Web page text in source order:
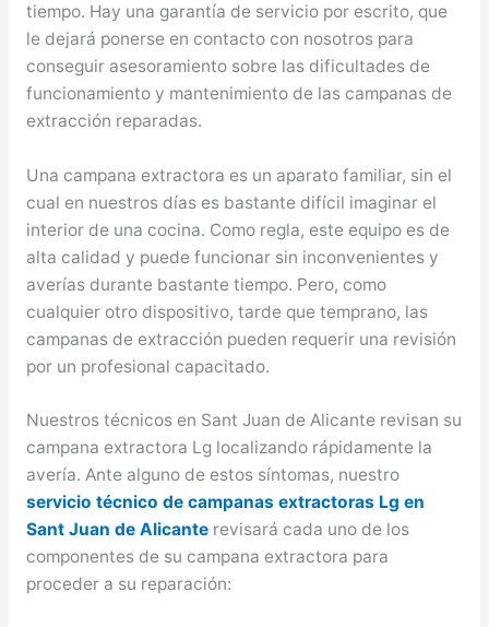
tiempo. Hay una garantía de servicio por escrito, que
le dejará ponerse en contacto con nosotros para
conseguir asesoramiento sobre las dificultades de
funcionamiento y mantenimiento de las campanas de
extracción reparadas.
Una campana extractora es un aparato familiar, sin el
cual en nuestros días es bastante difícil imaginar el
interior de una cocina. Como regla, este equipo es de
alta calidad y puede funcionar sin inconvenientes y
averías durante bastante tiempo. Pero, como
cualquier otro dispositivo, tarde que temprano, las
campanas de extracción pueden requerir una revisión
por un profesional capacitado.
Nuestros técnicos en Sant Juan de Alicante revisan su
campana extractora Lg localizando rápidamente la
avería. Ante alguno de estos síntomas, nuestro
servicio técnico de campanas extractoras Lg en
Sant Juan de Alicanterevisará cada uno de los
componentes de su campana extractora para
proceder a su reparación: